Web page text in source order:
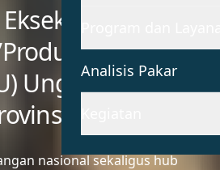
Analisis Pakar
Kajian
Jenis
Unggulan
Lampung
nasional sekaligus hub